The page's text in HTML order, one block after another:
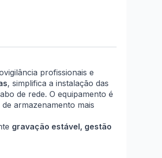
profissionais e
, simplifica a instalação das
de rede. O equipamento é
armazenamento mais
gravação estável, gestão